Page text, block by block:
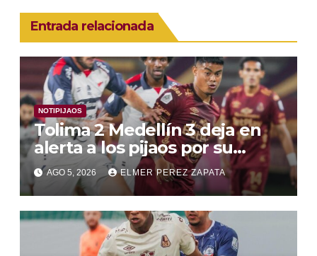
Entrada relacionada
NOTIPIJAOS
Tolima 2 Medellín 3 deja en
alerta a los pijaos por su
fútbol irregular
AGO 5, 2026 ELMER PEREZ ZAPATA